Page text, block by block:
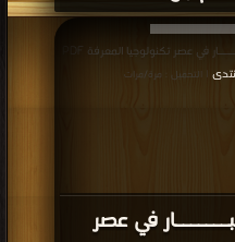
في عصر
| التحميل : مرة/مرات